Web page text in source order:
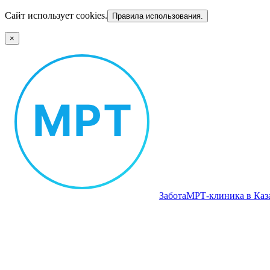
Сайт использует cookies. Правила использования.
×
ЗаботаМРТ‑клиника в